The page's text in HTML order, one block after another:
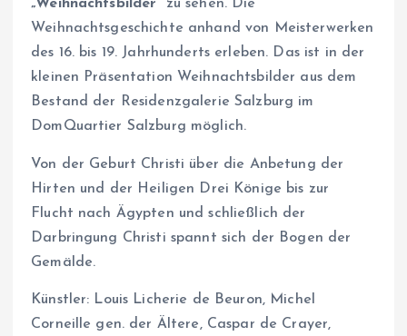
„Weihnachtsbilder“ zu sehen. Die
Weihnachtsgeschichte anhand von Meisterwerken
des 16. bis 19. Jahrhunderts erleben. Das ist in der
kleinen Präsentation Weihnachtsbilder aus dem
Bestand der Residenzgalerie Salzburg im
DomQuartier Salzburg möglich.
Von der Geburt Christi über die Anbetung der
Hirten und der Heiligen Drei Könige bis zur
Flucht nach Ägypten und schließlich der
Darbringung Christi spannt sich der Bogen der
Gemälde.
Künstler: Louis Licherie de Beuron, Michel
Corneille gen. der Ältere, Caspar de Crayer,